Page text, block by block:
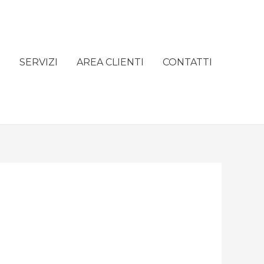
SERVIZI AREA CLIENTI CONTATTI